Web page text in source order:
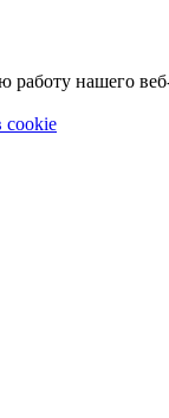
нашего
cookie